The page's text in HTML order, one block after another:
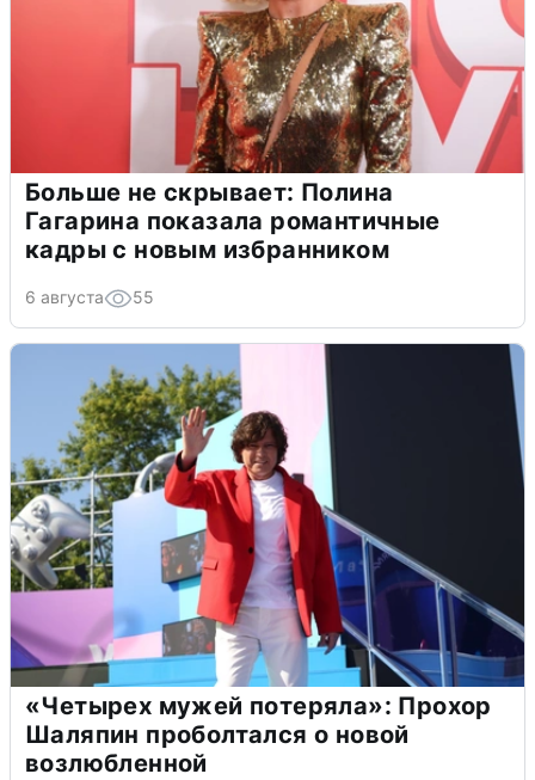
Больше не скрывает: Полина
Гагарина показала романтичные
кадры с новым избранником
6 августа 55
«Четырех мужей потеряла»: Прохор
Шаляпин проболтался о новой
возлюбленной